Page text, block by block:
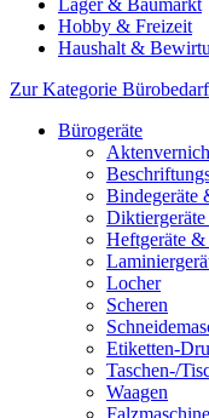
Lager & Baumarkt
Hobby & Freizeit
Haushalt &
Zur Kategorie Bürobedarf
Bürogeräte
Bindegeräte
Heftgeräte
Locher
Scheren
Etiketten-
Taschen-/
Waagen